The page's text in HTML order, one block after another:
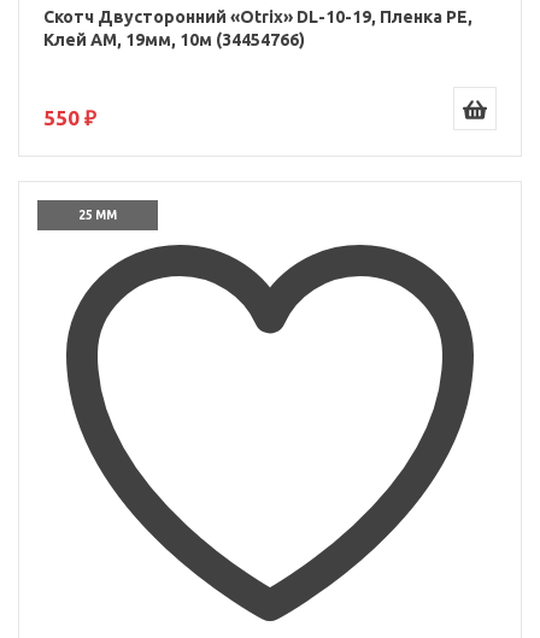
Скотч Двусторонний «Otrix» DL-10-19, Пленка PE,
Клей AM, 19мм, 10м (34454766)
550 ₽
25 ММ